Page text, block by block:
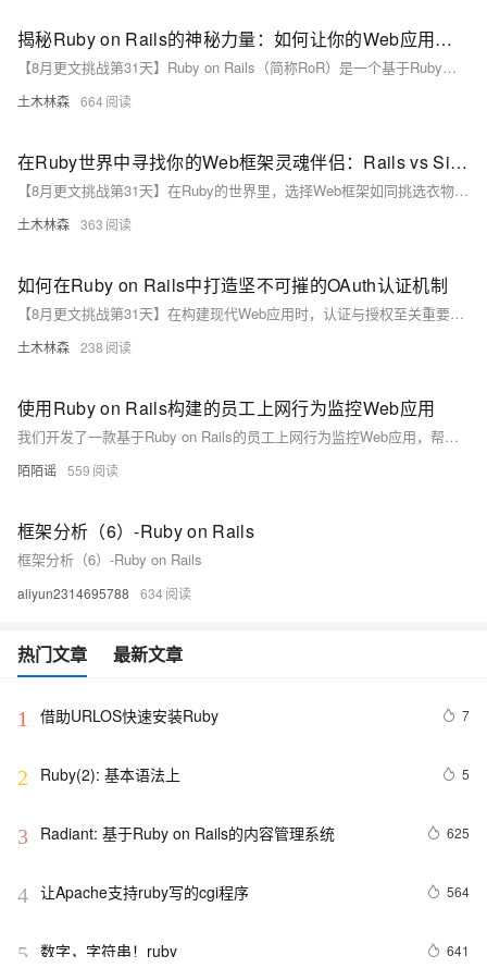
揭秘Ruby on Rails的神秘力量：如何让你的Web应用飞起来？
【8月更文挑战第31天】Ruby on Rails（简称RoR）是一个基于Ruby语言的开源Web应用框架，自2005年发布以来，因简洁的语法、强大的功能和高效的开发效率而广受好评。RoR采用MVC架构，提高代码可读性和可维护性，拥有庞大的社区和丰富的库支持。本文通过示例代码展示其强大之处，并介绍RoR的核心概念与最佳实践，帮助开发者更高效地构建Web应用。
土木林森 664
在Ruby世界中寻找你的Web框架灵魂伴侣：Rails vs Sinatra
【8月更文挑战第31天】在Ruby的世界里，选择Web框架如同挑选衣物，需根据场合和需求。Rails与Sinatra是两大热门框架，前者以其“约定优于配置”理念和全面的功能成为企业级应用的首选；后者则以轻量级和灵活性著称，适用于快速原型开发和小规模应用。通过对比两者特性，如Rails的MVC架构与Sinatra的简洁API，我们可以看到它们各有所长。选择合适的框架，如同找到旅途中的最佳伙伴，让开发之路更加顺畅愉悦。这场探索之旅教会我们，没有绝对的好坏，只有最适合的选择。
土木林森 363
如何在Ruby on Rails中打造坚不可摧的OAuth认证机制
【8月更文挑战第31天】在构建现代Web应用时，认证与授权至关重要。本文介绍如何在Ruby on Rails中实现OAuth认证，通过使用`omniauth`和`devise` gems简化流程。首先安装并配置相关gem，接着在`User`模型中处理OAuth回调，最后设置路由及控制器完成登录流程。借助OAuth，用户可使用第三方服务安全地进行身份验证，提升应用安全性与用户体验。随着OAuth标准的演进，这一机制将在Rails项目中得到更广泛应用。
土木林森 238
使用Ruby on Rails构建的员工上网行为监控Web应用
我们开发了一款基于Ruby on Rails的员工上网行为监控Web应用，帮助企业保护数据安全和确保员工生产力。该应用利用Rails的MVC架构和Active Record管理数据库，通过网络代理和JavaScript追踪员工网络活动。数据收集后，应用进行分析和可视化，以便识别异常行为。此外，借助Rails的后台任务和Sidekiq gem，实现数据自动化处理和定时更新，为公司提供实时监控反馈。
陌陌谣 559
框架分析（6）-Ruby on Rails
框架分析（6）-Ruby on Rails
aliyun2314695788 634
热门文章 最新文章
1 借助URLOS快速安装Ruby 7
2 Ruby(2): 基本语法上 5
3 Radiant: 基于Ruby on Rails的内容管理系统 625
4 让Apache支持ruby写的cgi程序 564
5 数字，字符串！ruby 641